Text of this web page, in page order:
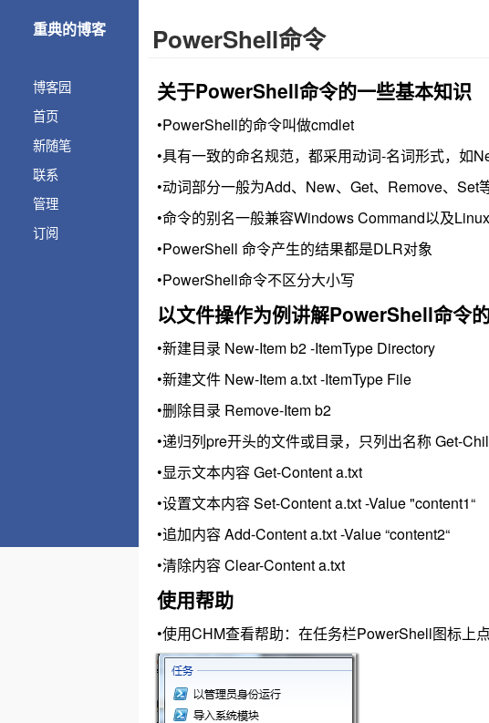
重典的博客
博客园
首页
新随笔
联系
管理
订阅
PowerShell命令
关于PowerShell命令的一些基本知识
•PowerShell的命令叫做cmdlet
•具有一致的命名规范，都采用动词-名词形式，如
•动词部分一般为Add、New、Get、Remove、Set
•命令的别名一般兼容Windows Command以及
•PowerShell 命令产生的结果都是DLR对象
•PowerShell命令不区分大小写
以文件操作为例讲解PowerShell命令
•新建目录 New-Item b2 -ItemType Directory
•新建文件 New-Item a.txt -ItemType File
•删除目录 Remove-Item b2
•递归列pre开头的文件或目录，只列出名称 Get-
•显示文本内容 Get-Content a.txt
•设置文本内容 Set-Content a.txt -Value "content1“
•追加内容 Add-Content a.txt -Value “content2“
•清除内容 Clear-Content a.txt
使用帮助
•使用CHM查看帮助：在任务栏PowerShell图标上